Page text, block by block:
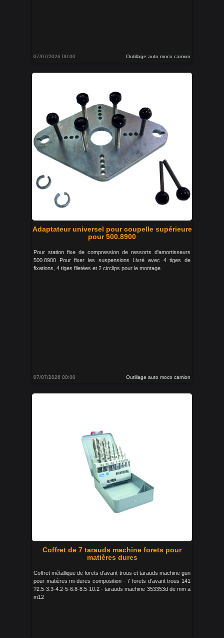
07/07/2026 00:00 Outillage auto moco camion
Adaptateur universel pour coupelle supérieure
pour 500.8900
Pour station fixe de compression de ressorts d'amortisseurs
500.8900 Pour fixer les suspensions Livré avec 4 tiges de
fixations, 4 tiges filetées et 2 circlips pour le montage
07/07/2026 00:00 Outillage auto moco camion
Coffret de 7 tarauds machine forets pour
matières dures
Coffret métallique de forets d'avant trous et tarauds machine gun
pour matières mi-dures composition - 7 forets d'avant trous 141
?2.5-3.3-4.2-5-6.8-8.5-10.2 - tarauds machine 353353d de mm a
m12